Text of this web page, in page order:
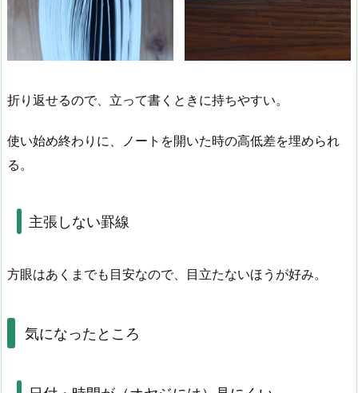
折り返せるので、立って書くときに持ちやすい。
使い始め終わりに、ノートを開いた時の高低差を埋められ
る。
主張しない罫線
方眼はあくまでも目安なので、目立たないほうが好み。
気になったところ